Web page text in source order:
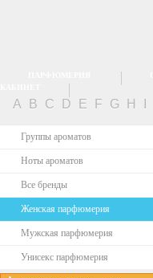
A B C D E F G H
Группы ароматов
Ноты ароматов
Все бренды
Женская парфюмерия
Мужская парфюмерия
Унисекс парфюмерия